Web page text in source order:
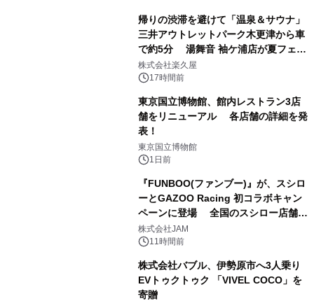
帰りの渋滞を避けて「温泉＆サウナ」
三井アウトレットパーク木更津から車
で約5分 湯舞音 袖ケ浦店が夏フェア
メニューを提供
株式会社楽久屋
17時間前
東京国立博物館、館内レストラン3店
舗をリニューアル 各店舗の詳細を発
表！
東京国立博物館
1日前
『FUNBOO(ファンブー)』が、スシロ
ーとGAZOO Racing 初コラボキャン
ペーンに登場 全国のスシロー店舗で
GR 4車種の FUNBOO(ミニカー)付き
メニューが展開されます
株式会社JAM
11時間前
株式会社バブル、伊勢原市へ3人乗り
EVトゥクトゥク 「VIVEL COCO」を
寄贈